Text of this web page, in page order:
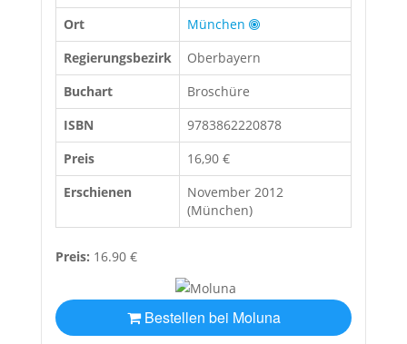
Ort
München
Regierungsbezirk
Oberbayern
Buchart
Broschüre
ISBN
9783862220878
Preis
16,90 €
Erschienen
November 2012
(München)
Preis: 16.90 €
Bestellen bei Moluna